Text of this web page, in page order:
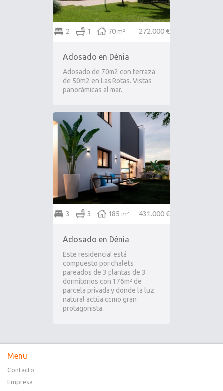
2 1 70 m² 272.000 €
Adosado en Dénia
Adosado de 70m2 con terraza
de 50m2 en Las Rotas. Vistas
panorámicas al mar.
3 3 185 m² 431.000 €
Adosado en Dénia
Este residencial está
compuesto por chalets
pareados de 3 plantas de 3
dormitorios con 176m² de
parcela privada y donde la luz
natural actúa como gran
protagonista.
Menu
Contacto
Empresa